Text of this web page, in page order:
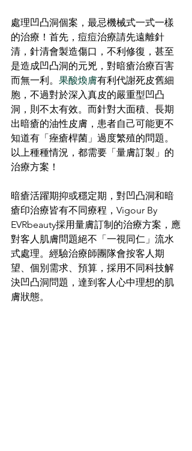
處理凹凸洞個案，最忌機械式一式一樣
的治療！首先，痘痘治療請先遠離針
清，針清會製造傷口，不利修復，甚至
是造成凹凸洞的元兇，對暗瘡治療百害
而無一利。 果酸煥膚有利代謝死皮舊細
胞，不過對於深入真皮的嚴重型凹凸
洞，則不太有效。而針對大面積、長期
出暗瘡的油性皮膚，患者自己可能更不
知道有「痤瘡桿菌」過度繁殖的問題。
以上種種情況，都需要「量膚訂製」的
治療方案！
暗瘡活躍期抑或穩定期，對凹凸洞和暗
瘡印治療皆有不同療程，Vigour By
EVRbeauty採用量膚訂制的治療方案，應
對客人肌膚問題絕不「一視同仁」流水
式處理。經驗治療師團隊會按客人期
望、個別需求、預算，採用不同科技解
決凹凸洞問題，達到客人心中理想的肌
膚狀態。